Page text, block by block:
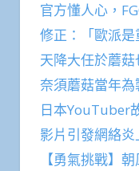
官方懂人心，
修正：「歐派是
天降大任於蘑
奈須蘑菇當年
日本YouTuber
影片引發網絡
【勇氣挑戰】